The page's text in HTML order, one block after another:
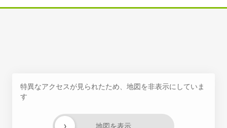
特異なアクセスが見られたため、地図を非表示にしていま
す
地図を表示